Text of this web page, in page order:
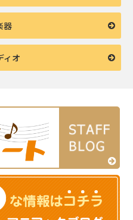
器
ィオ